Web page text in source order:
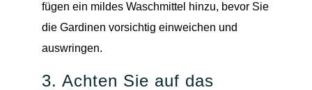
fügen ein mildes Waschmittel hinzu, bevor Sie
die Gardinen vorsichtig einweichen und
auswringen.
3. Achten Sie auf das